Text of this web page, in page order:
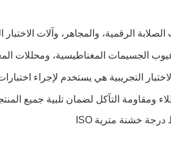
الرقمية، والمجاهر، وآلات الاختبار
الجسيمات المغناطيسية، ومحللات
التجريبية هي يستخدم لإجراء
ومقاومة التآكل لضمان تلبية جميع